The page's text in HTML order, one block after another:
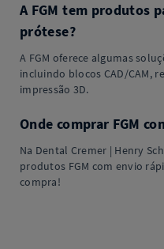
A FGM tem produtos
prótese?
A FGM oferece algumas
incluindo blocos CAD/CAM,
impressão 3D.
Onde comprar FGM
Na Dental Cremer | Henry
produtos FGM com envio
compra!